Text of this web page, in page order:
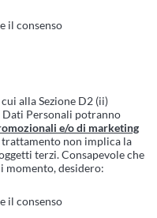
il consenso
alla Sezione D2 (ii)
Personali potranno
e/o di marketing
trattamento non implica la
terzi. Consapevole che
momento, desidero:
il consenso